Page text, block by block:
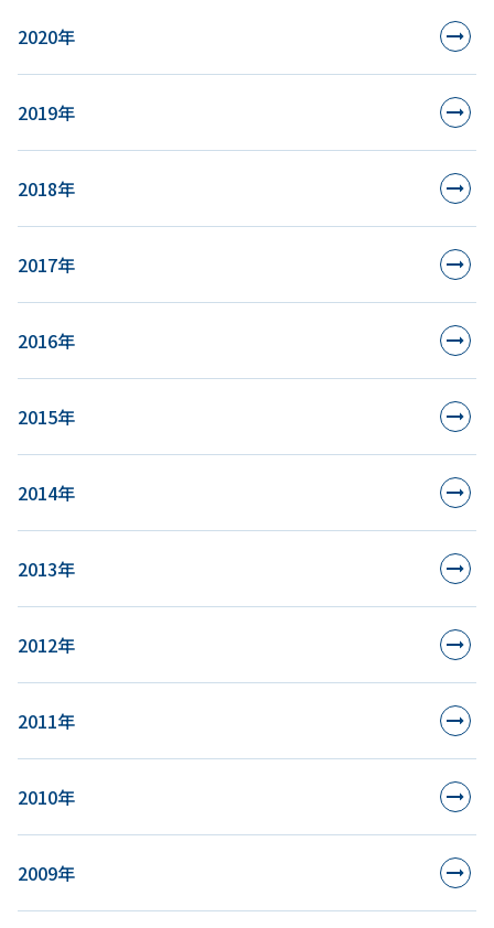
2020年
2019年
2018年
2017年
2016年
2015年
2014年
2013年
2012年
2011年
2010年
2009年